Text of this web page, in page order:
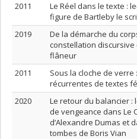
2011
Le Réel dans le texte :
figure de Bartleby le
2019
De la démarche du
constellation
flâneur
2011
Sous la cloche de
récurrentes de textes
2020
Le retour du balancier
de vengeance dans Le
d’Alexandre Dumas et
tombes de Boris Vian